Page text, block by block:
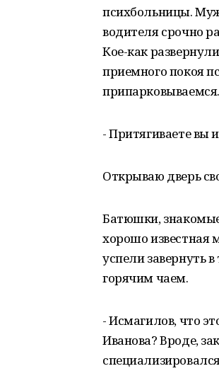
психбольницы.
водителя срочно
Кое-как
приемного покоя
- Притягиваете вы
Открываю дверь
Батюшки,
хорошо известная
успели завернуть
горячим чаем.
- Исмагилов, что
Иванова? Вроде,